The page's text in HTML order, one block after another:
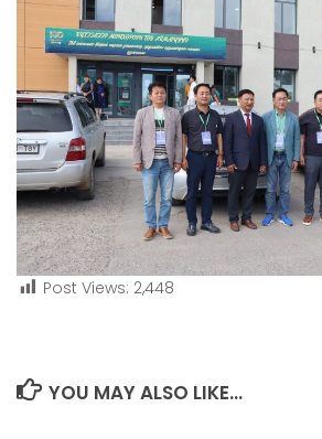
Post Views: 2,448
YOU MAY ALSO LIKE...